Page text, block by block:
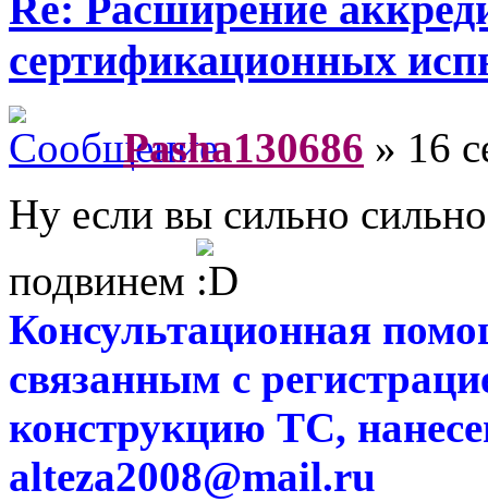
сертификационных
Pasha130686 » 16
Ну если вы сильно
подвинем
Консультационная
связанным с
конструкцию ТС,
alteza2008@mail.ru